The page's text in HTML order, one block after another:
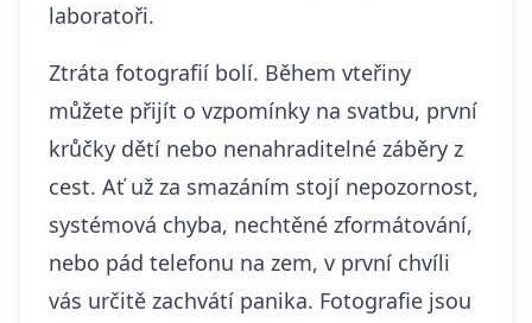
laboratoři.
Ztráta fotografií bolí. Během vteřiny
můžete přijít o vzpomínky na svatbu, první
krůčky dětí nebo nenahraditelné záběry z
cest. Ať už za smazáním stojí nepozornost,
systémová chyba, nechtěné zformátování,
nebo pád telefonu na zem, v první chvíli
vás určitě zachvátí panika. Fotografie jsou